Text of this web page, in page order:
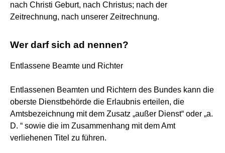
nach Christi Geburt, nach Christus; nach der
Zeitrechnung, nach unserer Zeitrechnung.
Wer darf sich ad nennen?
Entlassene Beamte und Richter
Entlassenen Beamten und Richtern des Bundes kann die
oberste Dienstbehörde die Erlaubnis erteilen, die
Amtsbezeichnung mit dem Zusatz „außer Dienst“ oder „a.
D. “ sowie die im Zusammenhang mit dem Amt
verliehenen Titel zu führen.